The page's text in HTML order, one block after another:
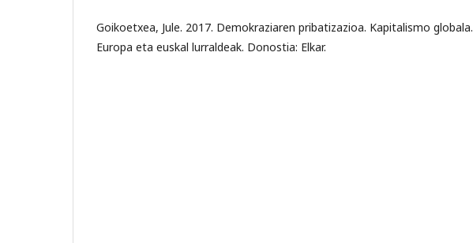
Goikoetxea, Jule. 2017. Demokraziaren pribatizazioa. Kapitalismo globala.
Europa eta euskal lurraldeak. Donostia: Elkar.